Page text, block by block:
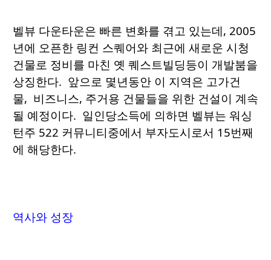
벨뷰 다운타운은 빠른 변화를 겪고 있는데, 2005
년에 오픈한 링컨 스퀘어와 최근에 새로운 시청
건물로 정비를 마친 옛 퀘스트빌딩등이 개발붐을
상징한다. 앞으로 몇년동안 이 지역은 고가건
물, 비즈니스, 주거용 건물들을 위한 건설이 계속
될 예정이다. 일인당소득에 의하면 벨뷰는 워싱
턴주 522 커뮤니티중에서 부자도시로서 15번째
에 해당한다.
역사와 성장